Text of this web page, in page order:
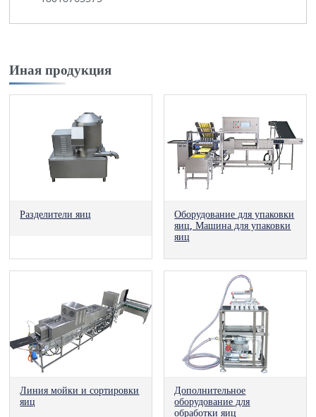
Иная продукция
Разделители яиц
Оборудование для упаковки
яиц, Машина для упаковки
яиц
Линия мойки и сортировки
яиц
Дополнительное
оборудование для
обработки яиц